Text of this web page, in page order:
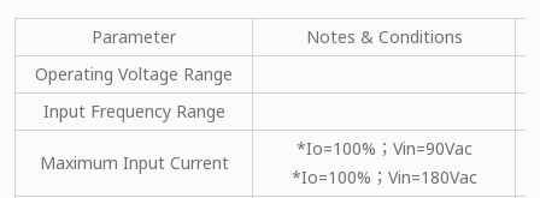
Parameter Notes & Conditions
Operating Voltage Range
Input Frequency Range
Maximum Input Current
*Io=100%；Vin=90Vac
*Io=100%；Vin=180Vac